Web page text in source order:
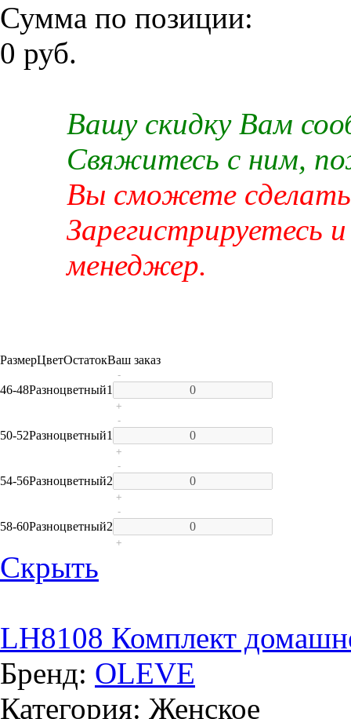
Сумма по позиции:
0 руб.
Вашу скидку Вам
Свяжитесь с ним,
Вы сможете сделать
Зарегистрируетесь
менеджер.
РазмерЦветОстатокВаш заказ
46-48Разноцветный1
-
+
50-52Разноцветный1
-
+
54-56Разноцветный2
-
+
58-60Разноцветный2
-
+
Скрыть
LH8108 Комплект
Бренд: OLEVE
Категория: Женское